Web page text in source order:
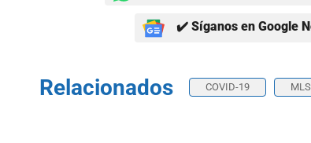
✔️ Síganos en Google
Relacionados COVID-19 MLS